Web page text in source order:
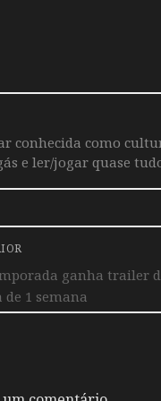
conhecida como
e ler/jogar quase
ganha trailer
1 semana